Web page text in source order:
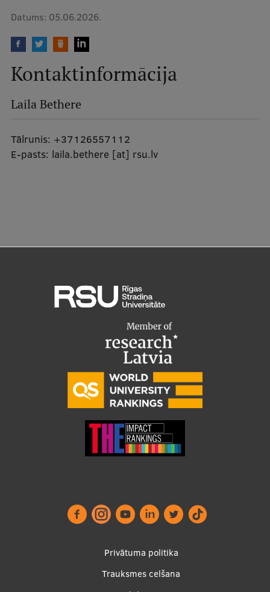
Datums: 05.06.2026.
Kontaktinformācija
Laila Bethere
Tālrunis: +37126557112
E-pasts: laila.bethere [at] rsu.lv
Privātuma politika
Trauksmes celšana